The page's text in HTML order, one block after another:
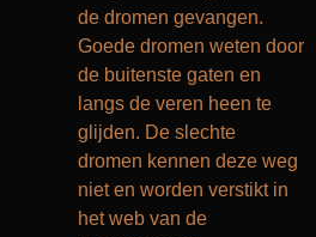
de dromen gevangen.
Goede dromen weten door
de buitenste gaten en
langs de veren heen te
glijden. De slechte
dromen kennen deze weg
niet en worden verstikt in
het web van de